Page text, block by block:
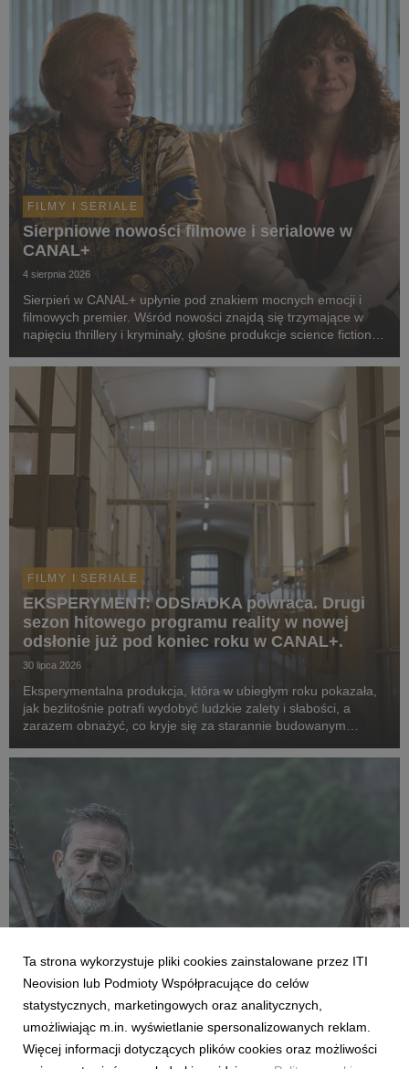
FILMY I SERIALE
Sierpniowe nowości filmowe i serialowe w
CANAL+
4 sierpnia 2026
Sierpień w CANAL+ upłynie pod znakiem mocnych emocji i
filmowych premier. Wśród nowości znajdą się trzymające w
napięciu thrillery i kryminały, głośne produkcje science fiction,
Widzowie zobaczą m.in. serial „Skażeni...
FILMY I SERIALE
EKSPERYMENT: ODSIADKA powraca. Drugi
sezon hitowego programu reality w nowej
odsłonie już pod koniec roku w CANAL+.
30 lipca 2026
Eksperymentalna produkcja, która w ubiegłym roku pokazała,
jak bezlitośnie potrafi wydobyć ludzkie zalety i słabości, a
zarazem obnażyć, co kryje się za starannie budowanym
razem za więzienne kraty trafią kobiety. ...
FILMY I SERIALE
Premiera pierwszego odcinka trzeciego
sezonu „The Walking Dead: Dead City” już
dziś w CANAL+
27 lipca 2026
Ta strona wykorzystuje pliki cookies zainstalowane przez ITI
Neovision lub Podmioty Współpracujące do celów
statystycznych, marketingowych oraz analitycznych,
umożliwiając m.in. wyświetlanie spersonalizowanych reklam.
Więcej informacji dotyczących plików cookies oraz możliwości